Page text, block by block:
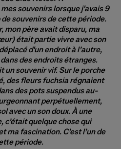
mes souvenirs lorsque j'avais 9
de souvenirs de cette période.
mon père avait disparu, ma
était partie vivre avec son
d'un endroit à l’autre,
des endroits étranges.
un souvenir vif. Sur le porche
des fleurs fuchsia régnaient
des pots suspendus au-
perpétuellement,
avec un son doux. À une
c’était quelque chose qui
ma fascination. C’est l’un de
période.